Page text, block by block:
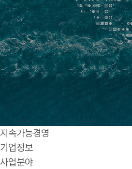
지속가능경영
기업정보
사업분야